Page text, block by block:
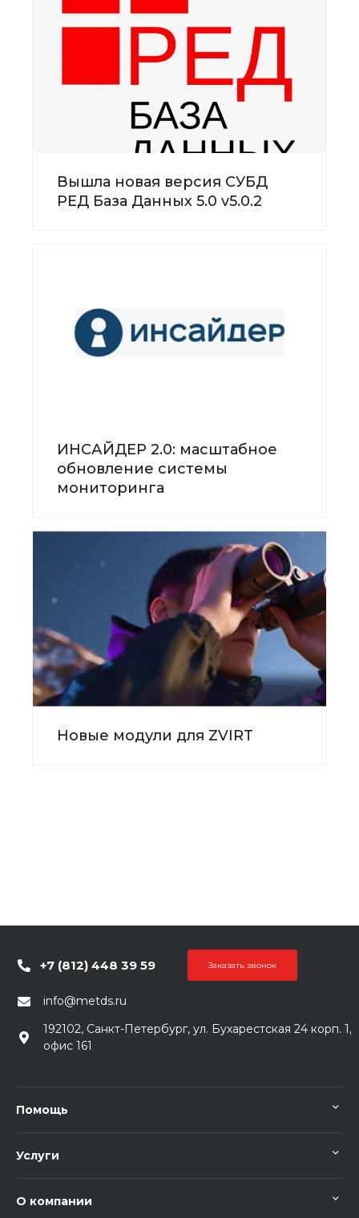
Вышла новая версия СУБД
РЕД База Данных 5.0 v5.0.2
ИНСАЙДЕР 2.0: масштабное
обновление системы
мониторинга
Новые модули для ZVIRT
+7 (812) 448 39 59 Заказать звонок
info@metds.ru
192102, Санкт-Петербург, ул. Бухарестская 24 корп. 1,
офис 161
Помощь
Услуги
О компании